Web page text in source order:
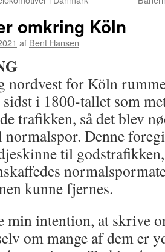
omkring Köln
af Bent Hansen
nordvest for Köln
i 1800-tallet som
trafikken, så det blev
Denne
til
kunne fjernes.
min intention, at skrive
om mange af dem er